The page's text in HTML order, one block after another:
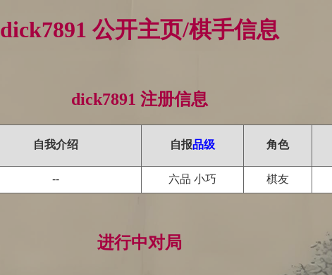
dick7891 公开主页/棋手信息
dick7891 注册信息
自我介绍 自报品级 角色
-- 六品 小巧 棋友
进行中对局